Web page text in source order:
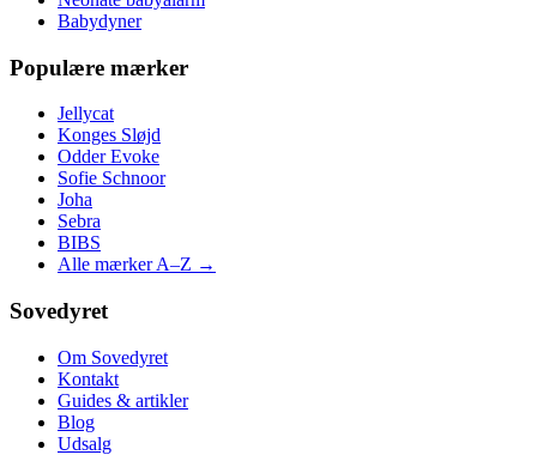
Babydyner
Populære mærker
Jellycat
Konges Sløjd
Odder Evoke
Sofie Schnoor
Joha
Sebra
BIBS
Alle mærker A–Z →
Sovedyret
Om Sovedyret
Kontakt
Guides & artikler
Blog
Udsalg